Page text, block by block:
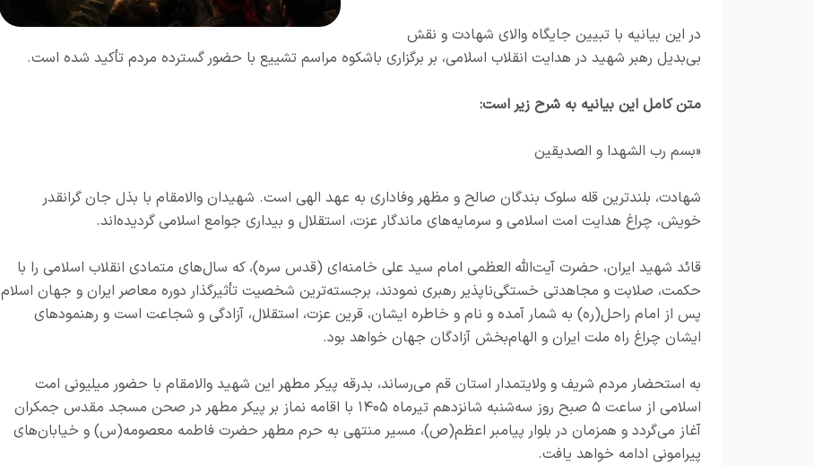
در این بیانیه با تبیین جایگاه والای شهادت و نقش
بی‌بدیل رهبر شهید در هدایت انقلاب اسلامی، بر برگزاری باشکوه مراسم تشییع با حضور گسترده مردم تأکید شده است.
متن کامل این بیانیه به شرح زیر است:
«بسم رب الشهدا و الصدیقین
شهادت، بلندترین قله سلوک بندگان صالح و مظهر وفاداری به عهد الهی است. شهیدان والامقام با بذل جان گرانقدر
خویش، چراغ هدایت امت اسلامی و سرمایه‌های ماندگار عزت، استقلال و بیداری جوامع اسلامی گردیده‌اند.
قائد شهید ایران، حضرت آیت‌الله العظمی امام سید علی خامنه‌ای (قدس سره)، که سال‌های متمادی انقلاب اسلامی را با
حکمت، صلابت و مجاهدتی خستگی‌ناپذیر رهبری نمودند، برجسته‌ترین شخصیت تأثیرگذار دوره معاصر ایران و جهان اسلام
پس از امام راحل(ره) به شمار آمده و نام و خاطره ایشان، قرین عزت، استقلال، آزادگی و شجاعت است و رهنمودهای
ایشان چراغ راه ملت ایران و الهام‌بخش آزادگان جهان خواهد بود.
به استحضار مردم شریف و ولایتمدار استان قم می‌رساند، بدرقه پیکر مطهر این شهید والامقام با حضور میلیونی امت
اسلامی از ساعت ۵ صبح روز سه‌شنبه شانزدهم تیرماه ۱۴۰۵ با اقامه نماز بر پیکر مطهر در صحن مسجد مقدس جمکران
آغاز می‌گردد و همزمان در بلوار پیامبر اعظم(ص)، مسیر منتهی به حرم مطهر حضرت فاطمه معصومه(س) و خیابان‌های
پیرامونی ادامه خواهد یافت.